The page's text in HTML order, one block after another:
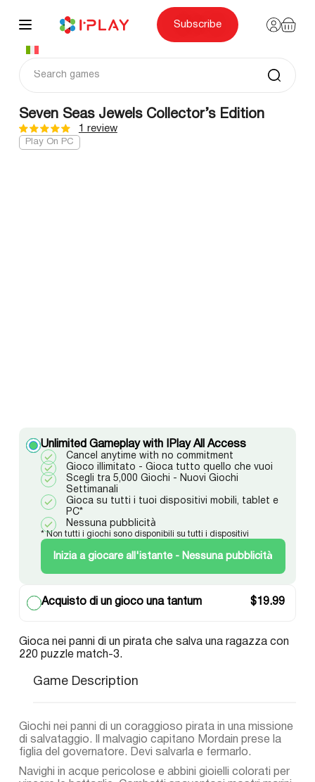
content
Subscribe
Seven Seas Jewels Collector’s Edition
1 review
Play On PC
Unlimited Gameplay with IPlay All Access
Cancel anytime with no commitment
Gioco illimitato - Gioca tutto quello che vuoi
Scegli tra 5,000 Giochi - Nuovi Giochi
Settimanali
Gioca su tutti i tuoi dispositivi mobili, tablet e
PC*
Nessuna pubblicità
* Non tutti i giochi sono disponibili su tutti i dispositivi
Inizia a giocare all'istante - Nessuna pubblicità
Acquisto di un gioco una tantum $19.99
Gioca nei panni di un pirata che salva una ragazza con
220 puzzle match-3.
Game Description
Giochi nei panni di un coraggioso pirata in una missione
di salvataggio. Il malvagio capitano Mordain prese la
figlia del governatore. Devi salvarla e fermarlo.
Navighi in acque pericolose e abbini gioielli colorati per